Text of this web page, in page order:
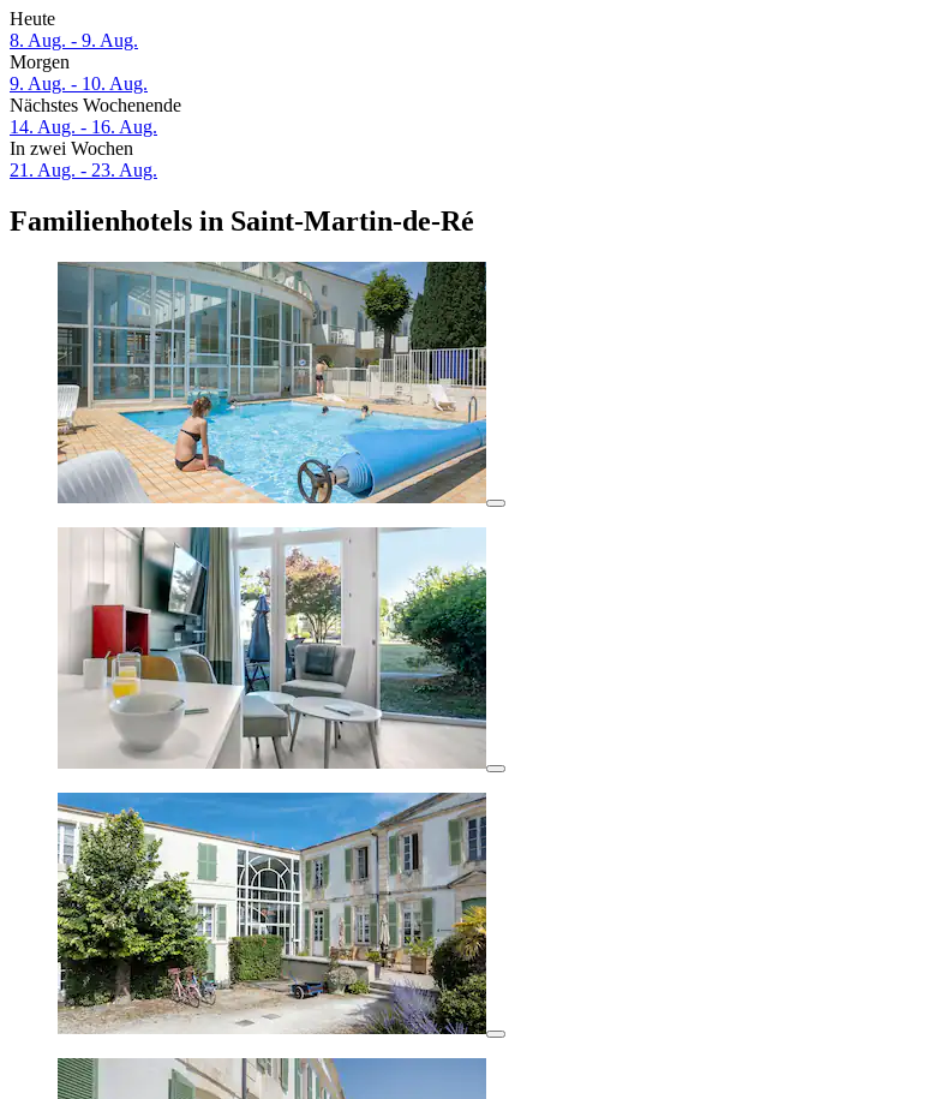
Heute
8. Aug. - 9. Aug.
Morgen
9. Aug. - 10. Aug.
Nächstes Wochenende
14. Aug. - 16. Aug.
In zwei Wochen
21. Aug. - 23. Aug.
Familienhotels in Saint-Martin-de-Ré